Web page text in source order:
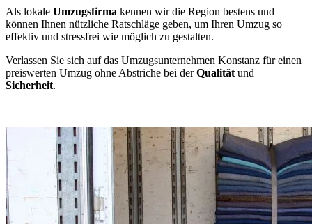
Als lokale Umzugsfirma kennen wir die Region bestens und
können Ihnen nützliche Ratschläge geben, um Ihren Umzug so
effektiv und stressfrei wie möglich zu gestalten.
Verlassen Sie sich auf das Umzugsunternehmen Konstanz für einen
preiswerten Umzug ohne Abstriche bei derQualität und
Sicherheit.